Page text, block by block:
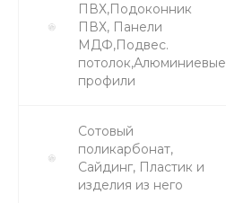
ПВХ,Подоконник
ПВХ, Панели
МДФ,Подвес.
потолок,Алюминиевые
профили
Сотовый
поликарбонат,
Сайдинг, Пластик и
изделия из него